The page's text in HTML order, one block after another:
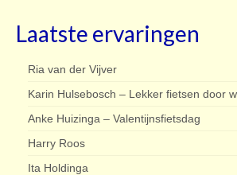
Laatste ervaringen
Ria van der Vijver
Karin Hulsebosch – Lekker fietsen door
Anke Huizinga – Valentijnsfietsdag
Harry Roos
Ita Holdinga